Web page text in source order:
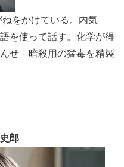
をかけている。内気
を使って話す。化学が得
せ―暗殺用の猛毒を精製
郎